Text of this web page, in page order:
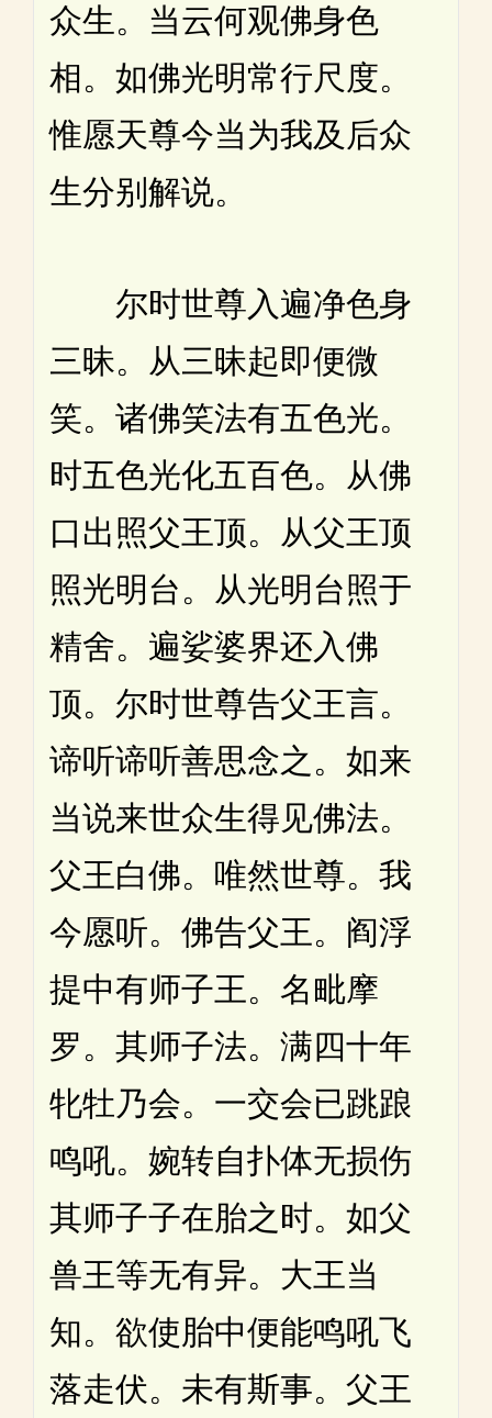
众生。当云何观佛身色
相。如佛光明常行尺度。
惟愿天尊今当为我及后众
生分别解说。
尔时世尊入遍净色身
三昧。从三昧起即便微
笑。诸佛笑法有五色光。
时五色光化五百色。从佛
口出照父王顶。从父王顶
照光明台。从光明台照于
精舍。遍娑婆界还入佛
顶。尔时世尊告父王言。
谛听谛听善思念之。如来
当说来世众生得见佛法。
父王白佛。唯然世尊。我
今愿听。佛告父王。阎浮
提中有师子王。名毗摩
罗。其师子法。满四十年
牝牡乃会。一交会已跳踉
鸣吼。婉转自扑体无损伤
其师子子在胎之时。如父
兽王等无有异。大王当
知。欲使胎中便能鸣吼飞
落走伏。未有斯事。父王